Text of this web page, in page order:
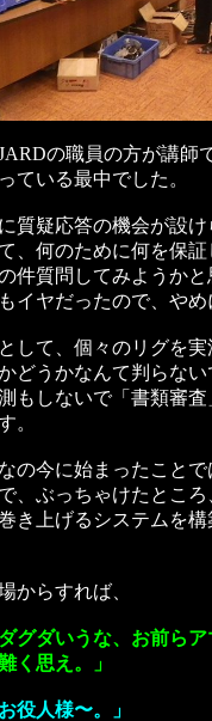
の職員の方が講師
ている最中でした。
質疑応答の機会が設
、何のために何を保
件質問してみようか
イヤだったので、やめ
して、個々のリグを
どうかなんて判らない
もしないで「書類審
。
の今に始まったこと
、ぶっちゃけたとこ
き上げるシステムを
からすれば、
ダグダいうな、お前ら
く思え。」
役人様〜。」